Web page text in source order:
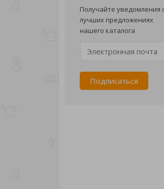
Получайте уведомления
лучших предложениях
нашего каталога